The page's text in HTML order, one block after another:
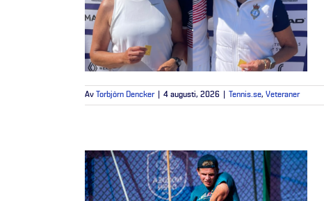
Av Torbjörn Dencker 4 augusti, 2026 Tennis.se, Veteraner